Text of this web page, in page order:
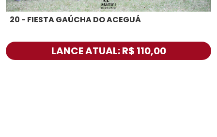
20 - FIESTA GAÚCHA DO ACEGUÁ
LANCE ATUAL: R$ 110,00